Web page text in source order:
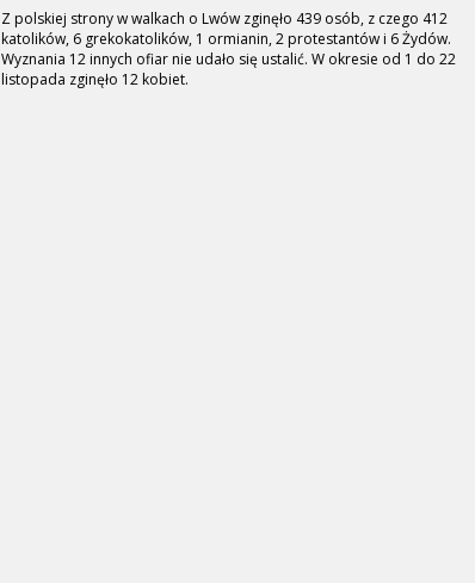
Z polskiej strony w walkach o Lwów zginęło 439 osób, z czego 412
katolików, 6 grekokatolików, 1 ormianin, 2 protestantów i 6 Żydów.
Wyznania 12 innych ofiar nie udało się ustalić. W okresie od 1 do 22
listopada zginęło 12 kobiet.